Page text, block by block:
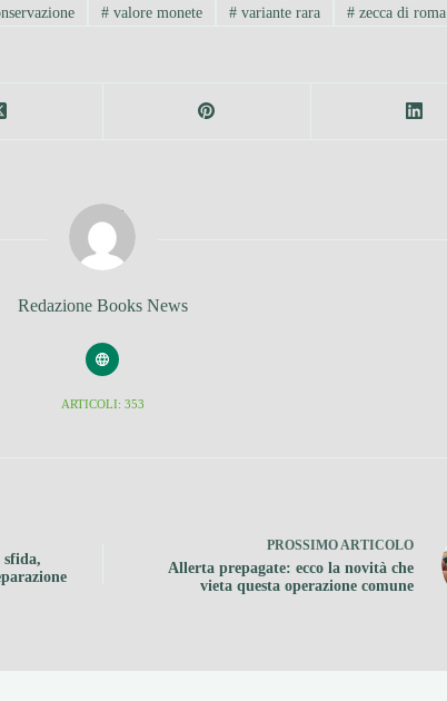
# valore monete # variante rara #zecca di roma
Redazione Books News
ARTICOLI: 353
PROSSIMO ARTICOLO
Allerta prepagate: ecco la novità che
vieta questa operazione comune